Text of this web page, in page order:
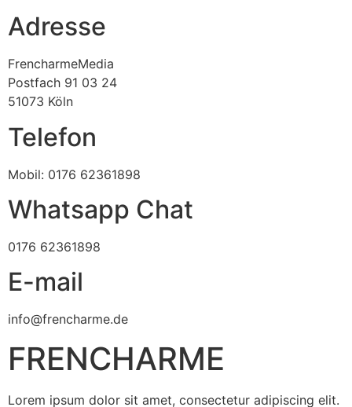
Adresse
FrencharmeMedia
Postfach 91 03 24
51073 Köln
Telefon
Mobil: 0176 62361898
Whatsapp Chat
0176 62361898
E-mail
info@frencharme.de
FRENCHARME
Lorem ipsum dolor sit amet, consectetur adipiscing elit.